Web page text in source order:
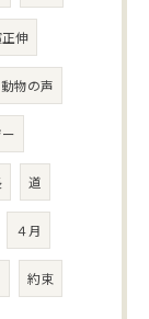
伸
動物の声
道
４月
約束